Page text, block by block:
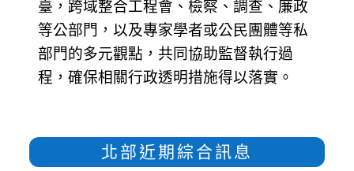
臺，跨域整合工程會、檢察、調查、廉政
等公部門，以及專家學者或公民團體等私
部門的多元觀點，共同協助監督執行過
程，確保相關行政透明措施得以落實。
北部近期綜合訊息